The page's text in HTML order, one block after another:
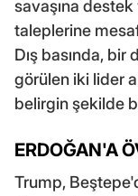
savaşına
taleplerine
Dış basında,
görülen iki lider
belirgin şekilde
ERDOĞAN'A
Trump,